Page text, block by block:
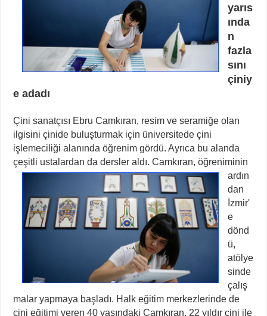
yarıs
ında
n
fazla
sını
çiniy
e adadı
Çini sanatçısı Ebru Camkıran, resim ve seramiğe olan
ilgisini çinide buluşturmak için üniversitede çini
işlemeciliği alanında öğrenim gördü. Ayrıca bu alanda
çeşitli ustalardan da dersler aldı.Camkıran, öğreniminin
ardın
dan
İzmir'
e
dönd
ü,
atölye
sinde
çalış
malar yapmaya başladı. Halk eğitim merkezlerinde de
çini eğitimi veren 40 yaşındaki Camkıran, 22 yıldır çini ile